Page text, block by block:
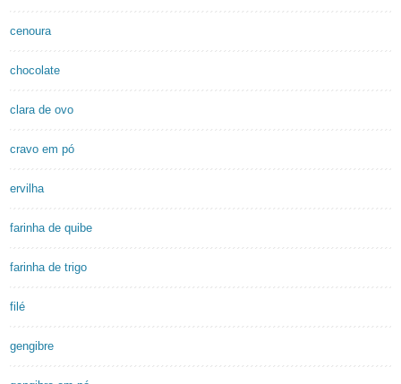
cenoura
chocolate
clara de ovo
cravo em pó
ervilha
farinha de quibe
farinha de trigo
filé
gengibre